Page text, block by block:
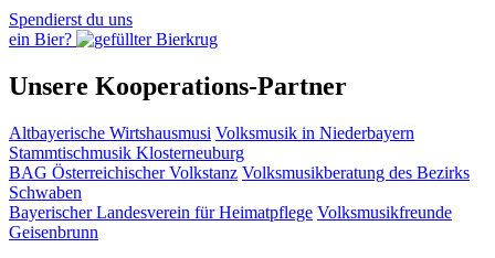
Spendierst du uns
ein Bier?
Unsere Kooperations-Partner
Altbayerische Wirtshausmusi Volksmusik in Niederbayern
Stammtischmusik Klosterneuburg
BAG Österreichischer Volkstanz Volksmusikberatung des Bezirks
Schwaben
Bayerischer Landesverein für Heimatpflege Volksmusikfreunde
Geisenbrunn